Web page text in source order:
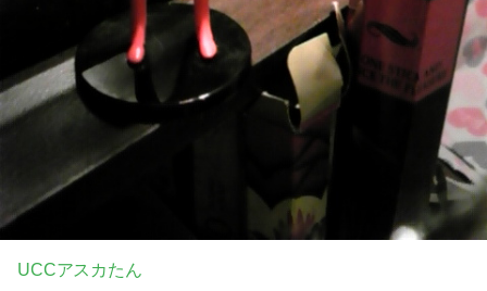
UCCアスカたん